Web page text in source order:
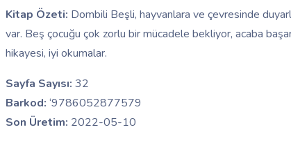
Kitap Özeti: Dombili Beşli, hayvanlara ve çevresinde
var. Beş çocuğu çok zorlu bir mücadele bekliyor, acaba
hikayesi, iyi okumalar.
Sayfa Sayısı: 32
Barkod: ‘9786052877579
Son Üretim: 2022-05-10